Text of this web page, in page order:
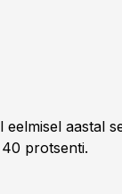
aastal
protsenti.